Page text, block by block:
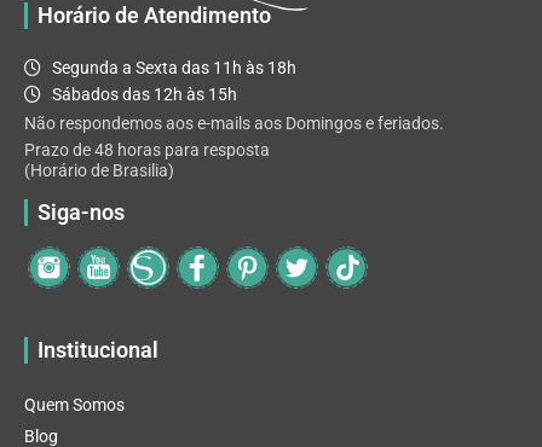
Horário de Atendimento
Segunda a Sexta das 11h às 18h
Sábados das 12h às 15h
Não respondemos aos e-mails aos Domingos e feriados.
Prazo de 48 horas para resposta
(Horário de Brasilia)
Siga-nos
Institucional
Quem Somos
Blog